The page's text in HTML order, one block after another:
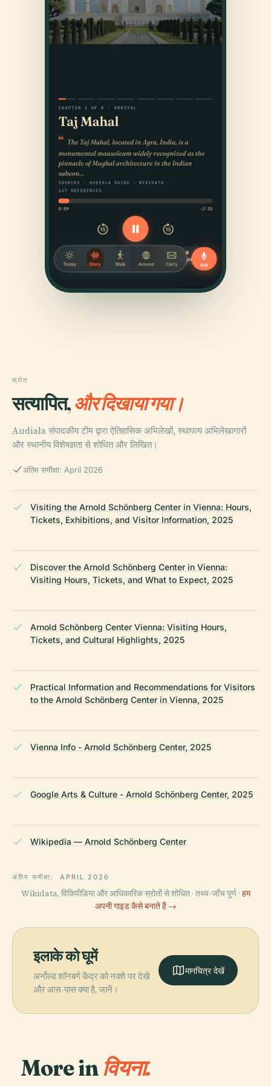
स्रोत
सत्यापित,और दिखाया गया।
Audiala संपादकीय टीम द्वारा ऐतिहासिक अभिलेखों, स्थापत्य अभिलेखागारों
और स्थानीय विशेषज्ञता से शोधित और लिखित।
अंतिम समीक्षा: April 2026
Visiting the Arnold Schönberg Center in Vienna: Hours,
Tickets, Exhibitions, and Visitor Information, 2025
Discover the Arnold Schönberg Center in Vienna:
Visiting Hours, Tickets, and What to Expect, 2025
Arnold Schönberg Center Vienna: Visiting Hours,
Tickets, and Cultural Highlights, 2025
Practical Information and Recommendations for Visitors
to the Arnold Schönberg Center in Vienna, 2025
Vienna Info - Arnold Schönberg Center, 2025
Google Arts & Culture - Arnold Schönberg Center, 2025
Wikipedia — Arnold Schönberg Center
अंतिम समीक्षा: APRIL 2026
Wikidata, विकिपीडिया और आधिकारिक स्रोतों से शोधित · तथ्य-जाँच पूर्ण · हम
अपनी गाइड कैसे बनाते हैं →
इलाके को घूमें
अर्नोल्ड शॉनबर्ग केंद्र को नक्शे पर देखें
और आस-पास क्या है, जानें।
मानचित्र देखें
More in वियना.